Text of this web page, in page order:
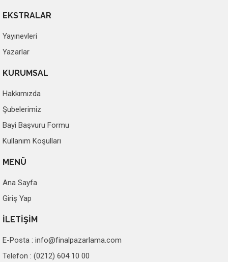
EKSTRALAR
Yayınevleri
Yazarlar
KURUMSAL
Hakkımızda
Şubelerimiz
Bayi Başvuru Formu
Kullanım Koşulları
MENÜ
Ana Sayfa
Giriş Yap
İLETİŞİM
E-Posta : info@finalpazarlama.com
Telefon : (0212) 604 10 00